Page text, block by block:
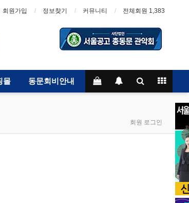
회원가입 정보찾기 커뮤니티 전체회원 1,383
몰 동문회비안내
회원 로그인